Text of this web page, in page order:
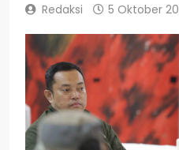
Redaksi 5 Oktober